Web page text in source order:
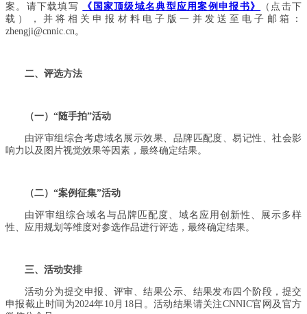
案。请下载填写
《国家顶级域名典型应用案例申报书》
（点击下
载），并将相关申报材料电子版一并发送至电子邮箱：
zhengji@cnnic.cn。
二、评选方法
（一）“随手拍”活动
由评审组综合考虑域名展示效果、品牌匹配度、易记性、社会影
响力以及图片视觉效果等因素，最终确定结果。
（二）“案例征集”活动
由评审组综合域名与品牌匹配度、域名应用创新性、展示多样
性、应用规划等维度对参选作品进行评选，最终确定结果。
三、活动安排
活动分为提交申报、评审、结果公示、结果发布四个阶段，提交
申报截止时间为2024年10月18日。活动结果请关注CNNIC官网及官方